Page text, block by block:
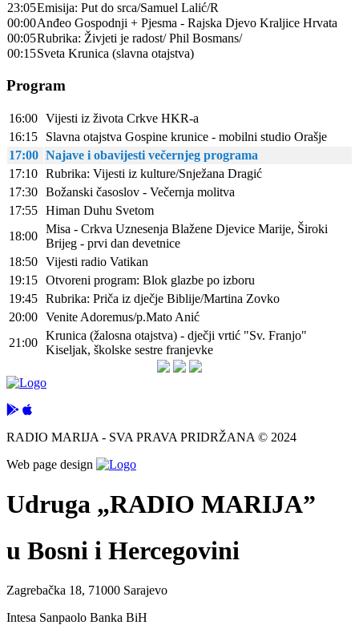
23:05Emisija: Put do srca/Samuel Lalić/R
00:00Anđeo Gospodnji + Pjesma - Rajska Djevo Kraljice Hrvata
00:05Rubrika: Živjeti je radost/ Phil Bosmans/
00:15Sveta Krunica (slavna otajstva)
Program
16:00 Vijesti iz života Crkve HKR-a
16:15
Slavna otajstva Gospine krunice - mobilni studio Orašje
17:00 Najave i obavijesti večernjeg programa
17:10 Rubrika: Vijesti iz kulture/Snježana Dragić
17:30 Božanski časoslov - Večernja molitva
17:55 Himan Duhu Svetom
18:00
Misa - Crkva Uznesenja Blažene Djevice Marije, Široki
Brijeg - prvi dan devetnice
18:50 Vijesti radio Vatikan
19:15 Otvoreni program: Blok glazbe po izboru
19:45 Rubrika: Priča iz dječje Biblije/Martina Zovko
20:00 Venite Adoremus/p.Mato Anić
21:00
Krunica (žalosna otajstva) - dječji vrtić "Sv. Franjo"
Kiseljak, školske sestre franjevke
RADIO MARIJA - SVA PRAVA PRIDRŽANA © 2024
Web page design
Udruga „RADIO MARIJA”
u Bosni i Hercegovini
Zagrebačka 18, 71000 Sarajevo
Intesa Sanpaolo Banka BiH